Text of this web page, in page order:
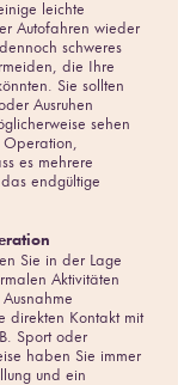
leichte
Autofahren wieder
schweres
die Ihre
Sie sollten
Ausruhen
sehen
Operation,
es mehrere
endgültige
Sie in der Lage
Aktivitäten
direkten Kontakt mit
Sport oder
haben Sie immer
und ein